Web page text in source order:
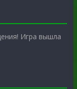
Игра вышла